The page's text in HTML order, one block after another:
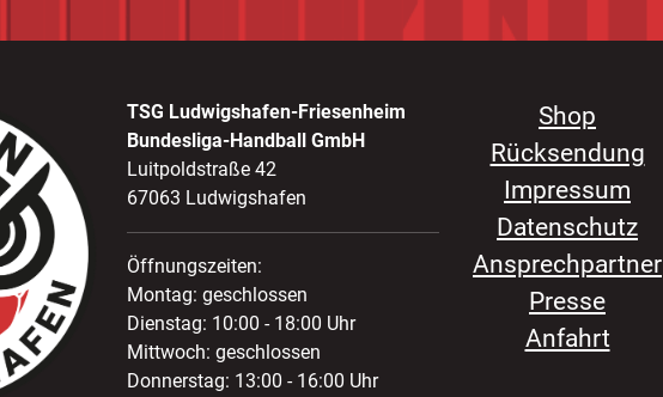
TSG Ludwigshafen-Friesenheim
Bundesliga-Handball GmbH
Luitpoldstraße 42
67063 Ludwigshafen
Öffnungszeiten:
Montag: geschlossen
Dienstag: 10:00 - 18:00 Uhr
Mittwoch: geschlossen
Donnerstag: 13:00 - 16:00 Uhr
Shop
Rücksendung
Impressum
Datenschutz
Ansprechpartner
Presse
Anfahrt